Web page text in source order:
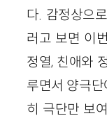
다. 감정상으
러고 보면 이
정열, 친애와
루면서 양극
히 극단만 보